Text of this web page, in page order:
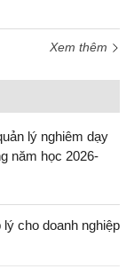
Xem thêm
lý nghiêm dạy
năm học 2026-
cho doanh nghiệp